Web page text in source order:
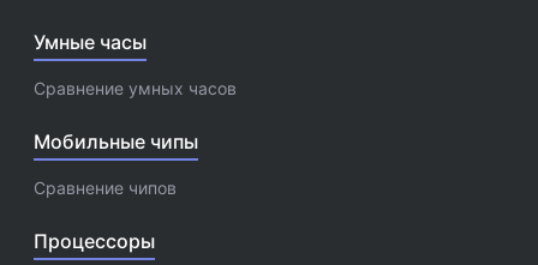
Умные часы
Сравнение умных часов
Мобильные чипы
Сравнение чипов
Процессоры